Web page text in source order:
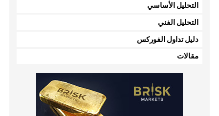
التحليل الأساسي
التحليل الفني
دليل تداول الفوركس
مقالات